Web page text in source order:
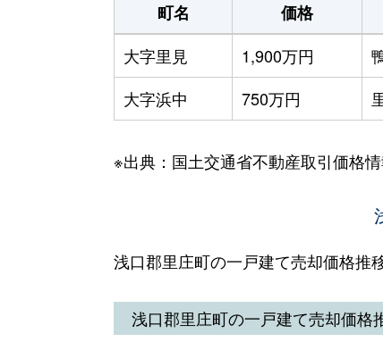
町名 価格
大字里見
1,900万円
大字浜中
750万円
※出典：国土交通省不動産取引価格
浅口郡里庄町の一戸建て売却価格推
浅口郡里庄町の一戸建て売却価格